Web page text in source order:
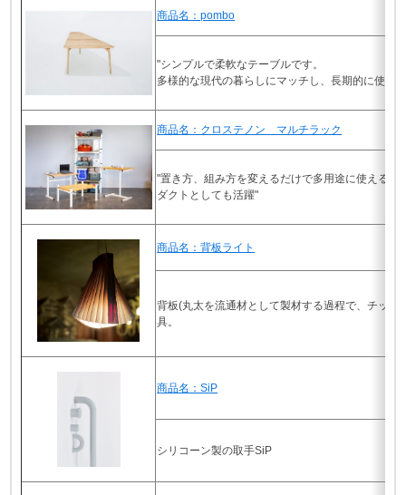
商品名：pombo
"シンプルで柔軟なテーブルです。
多様的な現代の暮らしにマッチし、長期的に使い
商品名：クロステノン マルチラック
"置き方、組み方を変えるだけで多用途に使える
ダクトとしても活躍"
商品名：背板ライト
背板(丸太を流通材として製材する過程で、チッ
具。
商品名：SiP
シリコーン製の取手SiP